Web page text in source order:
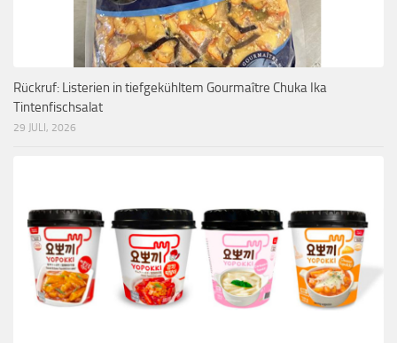
Rückruf: Listerien in tiefgekühltem Gourmaître Chuka Ika
Tintenfischsalat
29 JULI, 2026